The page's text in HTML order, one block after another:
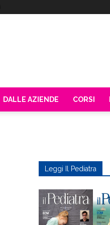
DALLE AZIENDE CORSI
Leggi Il Pediatra